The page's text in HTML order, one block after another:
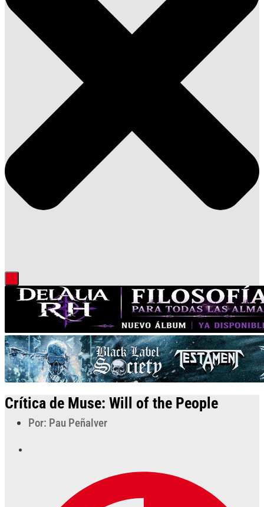
Crítica de Muse: Will of the People
Por: Pau Peñalver